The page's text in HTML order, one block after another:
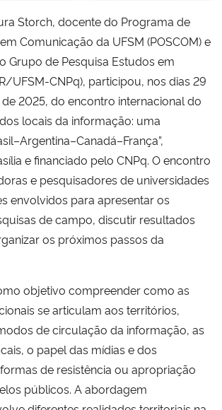
Institucional
Storch, docente do Programa de
Comunicação da UFSM (POSCOM) e
Grupo de Pesquisa Estudos em
UFSM-CNPq), participou, nos dias 29
2025, do encontro internacional do
locais da informação: uma
e financiado pelo CNPq. O encontro
e pesquisadores de universidades
envolvidos para apresentar os
de campo, discutir resultados
os próximos passos da
objetivo compreender como as
se articulam aos territórios,
de circulação da informação, as
o papel das mídias e dos
de resistência ou apropriação
públicos. A abordagem